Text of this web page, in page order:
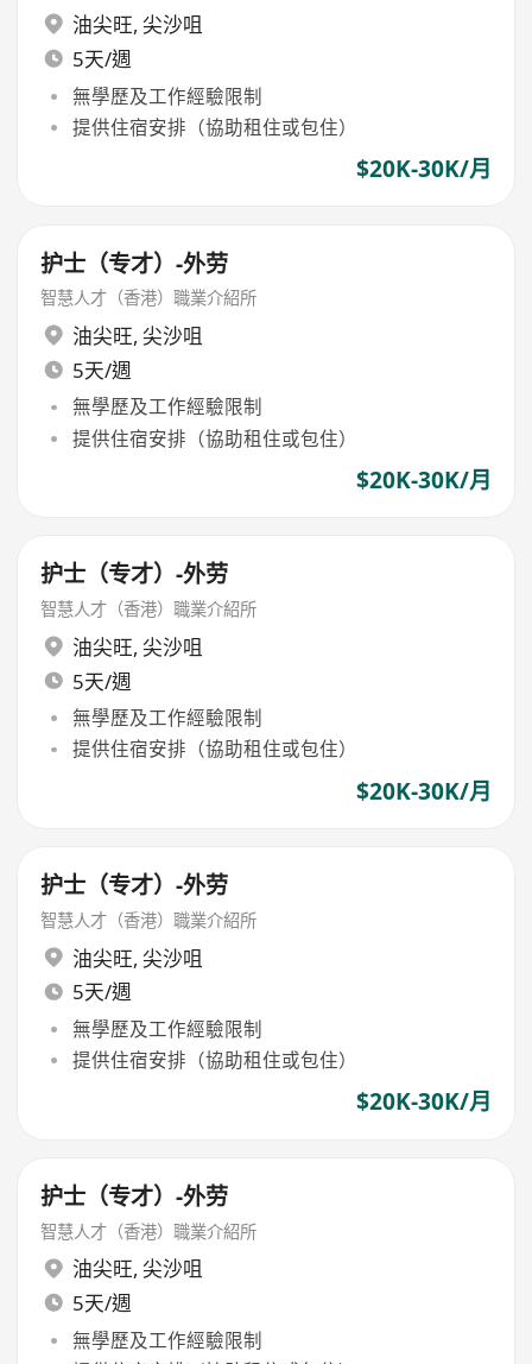
油尖旺, 尖沙咀
5天/週
無學歷及工作經驗限制
提供住宿安排（協助租住或包住）
$20K-30K/月
护士（专才）-外劳
智慧人才（香港）職業介紹所
油尖旺, 尖沙咀
5天/週
無學歷及工作經驗限制
提供住宿安排（協助租住或包住）
$20K-30K/月
护士（专才）-外劳
智慧人才（香港）職業介紹所
油尖旺, 尖沙咀
5天/週
無學歷及工作經驗限制
提供住宿安排（協助租住或包住）
$20K-30K/月
护士（专才）-外劳
智慧人才（香港）職業介紹所
油尖旺, 尖沙咀
5天/週
無學歷及工作經驗限制
提供住宿安排（協助租住或包住）
$20K-30K/月
护士（专才）-外劳
智慧人才（香港）職業介紹所
油尖旺, 尖沙咀
5天/週
無學歷及工作經驗限制